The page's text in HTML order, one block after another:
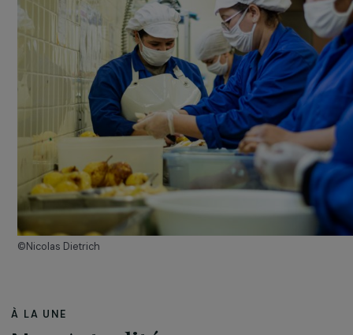
SOL : « Graines de Résilience : Agroécologie
et résilience aux changements climatiques en Inde
Nord » – Inde
KYNAROU: « Gestion intégrée des déchets dans 4
villages défavorisés » – Inde